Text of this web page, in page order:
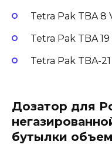
Tetra Pak TBA 8
Tetra Pak TBA 19
Tetra Pak TBA-
Дозатор для
бутылки